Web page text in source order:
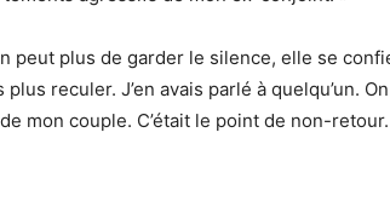
peut plus de garder le silence, elle se
reculer. J’en avais parlé à quelqu’un.
mon couple. C’était le point de non-retour.